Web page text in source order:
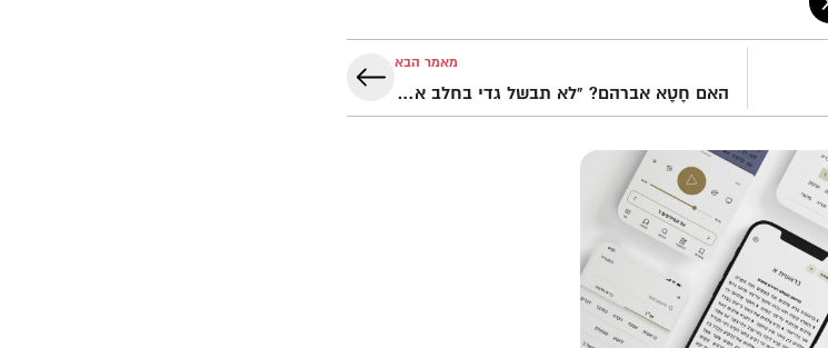
מאמר הבא
האם חָטָא אברהם? "לא תבשל גדי בחלב אמו"